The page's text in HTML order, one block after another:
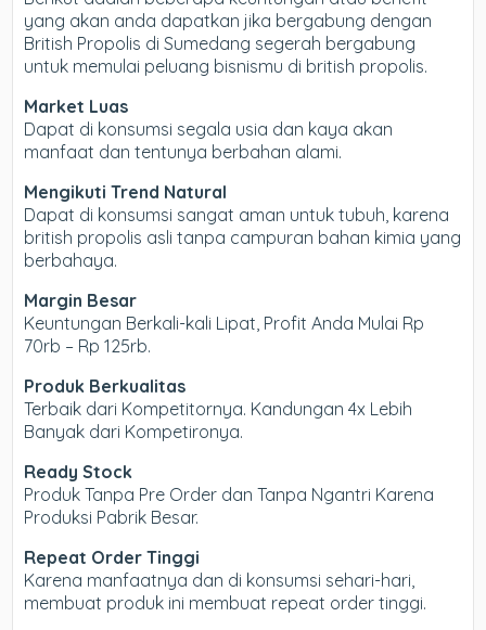
yang akan anda dapatkan jika bergabung dengan
British Propolis di Sumedang segerah bergabung
untuk memulai peluang bisnismu di british propolis.
Market Luas
Dapat di konsumsi segala usia dan kaya akan
manfaat dan tentunya berbahan alami.
Mengikuti Trend Natural
Dapat di konsumsi sangat aman untuk tubuh, karena
british propolis asli tanpa campuran bahan kimia yang
berbahaya.
Margin Besar
Keuntungan Berkali-kali Lipat, Profit Anda Mulai Rp
70rb – Rp 125rb.
Produk Berkualitas
Terbaik dari Kompetitornya. Kandungan 4x Lebih
Banyak dari Kompetironya.
Ready Stock
Produk Tanpa Pre Order dan Tanpa Ngantri Karena
Produksi Pabrik Besar.
Repeat Order Tinggi
Karena manfaatnya dan di konsumsi sehari-hari,
membuat produk ini membuat repeat order tinggi.